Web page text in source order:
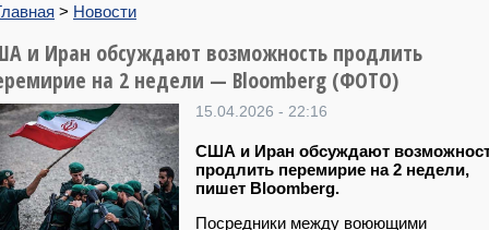
> Новости
и Иран обсуждают возможность продлить
на 2 недели — Bloomberg (ФОТО)
15.04.2026 - 22:16
США и Иран обсуждают
продлить перемирие на 2 недели,
пишет Bloomberg.
Посредники между воюющими